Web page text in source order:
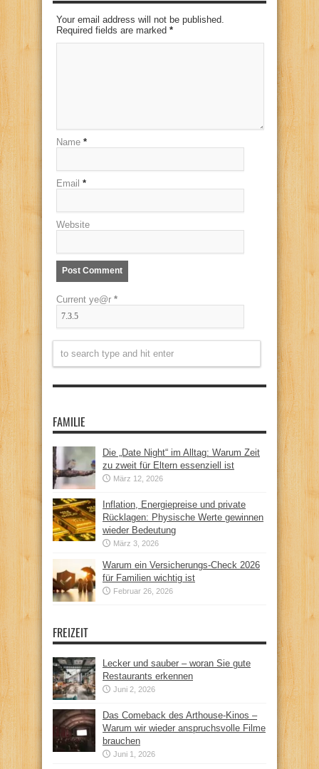
Your email address will not be published.
Required fields are marked *
Name *
Email *
Website
Current ye@r *
FAMILIE
Die „Date Night“ im Alltag: Warum Zeit
zu zweit für Eltern essenziell ist
März 12, 2026
Inflation, Energiepreise und private
Rücklagen: Physische Werte gewinnen
wieder Bedeutung
März 3, 2026
Warum ein Versicherungs-Check 2026
für Familien wichtig ist
Februar 26, 2026
FREIZEIT
Lecker und sauber – woran Sie gute
Restaurants erkennen
Juni 2, 2026
Das Comeback des Arthouse-Kinos –
Warum wir wieder anspruchsvolle Filme
brauchen
Juni 1, 2026